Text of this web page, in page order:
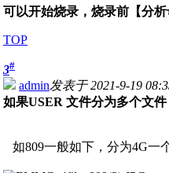
可以开始烧录，烧录前【分
TOP
3#
admin发表于 2021-9-19
如果USER 文件分为多个文件
如809一般如下，分为4G一